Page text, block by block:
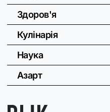
Здоров'я
Кулінарія
Наука
Азарт